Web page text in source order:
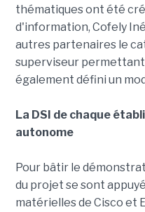
thématiques ont été
d'information, Cofely
autres partenaires le
superviseur
également défini un
La DSI de chaque
autonome
Pour bâtir le
du projet se sont
matérielles de Cisco et